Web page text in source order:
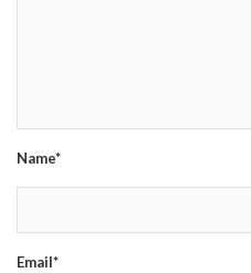
Name*
Email*